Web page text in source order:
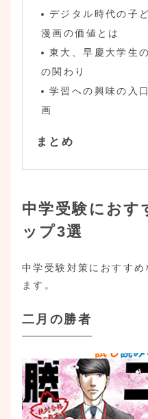
デジタル時代の子
漫画の価値とは
東大、早慶大学生
の関わり
学習への興味の入
画
まとめ
中学受験におす
ップ3選
中学受験対策におすす
ます。
二月の勝者